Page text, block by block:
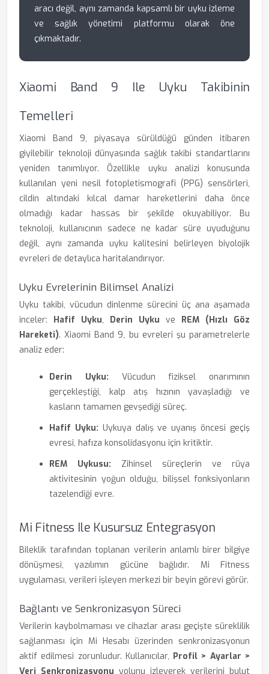
aracı değil, aynı zamanda kapsamlı bir uyku izleme
ve sağlık yönetimi platformu olarak öne
çıkmaktadır.
Xiaomi Band 9 Ile Uyku Takibinin
Temelleri
Xiaomi Band 9, piyasaya sürüldüğü günden itibaren
giyilebilir teknoloji dünyasında sağlık takibi standartlarını
yeniden tanımlıyor. Özellikle uyku analizi konusunda
kullanılan yeni nesil fotopletismografi (PPG) sensörleri,
cildin altındaki kılcal damar hareketlerini daha önce
olmadığı kadar hassas bir şekilde okuyabiliyor. Bu
teknoloji, kullanıcının sadece ne kadar süre uyuduğunu
değil, aynı zamanda uyku kalitesini belirleyen biyolojik
evreleri de detaylıca haritalandırıyor.
Uyku Evrelerinin Bilimsel Analizi
Uyku takibi, vücudun dinlenme sürecini üç ana aşamada
inceler: Hafif Uyku, Derin Uyku ve REM (Hızlı Göz
Hareketi). Xiaomi Band 9, bu evreleri şu parametrelerle
analiz eder:
Derin Uyku: Vücudun fiziksel onarımının
gerçekleştiği, kalp atış hızının yavaşladığı ve
kasların tamamen gevşediği süreç.
Hafif Uyku: Uykuya dalış ve uyanış öncesi geçiş
evresi, hafıza konsolidasyonu için kritiktir.
REM Uykusu: Zihinsel süreçlerin ve rüya
aktivitesinin yoğun olduğu, bilişsel fonksiyonların
tazelendiği evre.
Mi Fitness Ile Kusursuz Entegrasyon
Bileklik tarafından toplanan verilerin anlamlı birer bilgiye
dönüşmesi, yazılımın gücüne bağlıdır. Mi Fitness
uygulaması, verileri işleyen merkezi bir beyin görevi görür.
Bağlantı ve Senkronizasyon Süreci
Verilerin kaybolmaması ve cihazlar arası geçişte süreklilik
sağlanması için Mi Hesabı üzerinden senkronizasyonun
aktif edilmesi zorunludur. Kullanıcılar, Profil > Ayarlar >
Veri Senkronizasyonu yolunu izleyerek verilerini bulut